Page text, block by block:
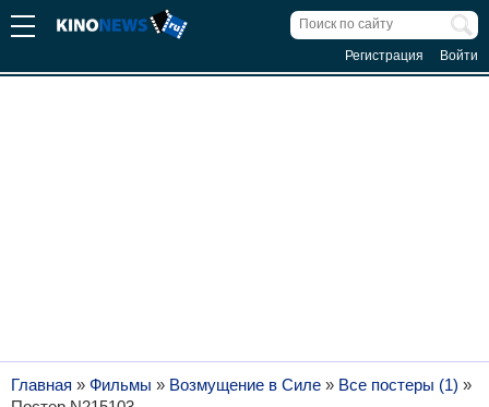
Регистрация Войти
Главная » Фильмы » Возмущение в Силе » Все постеры (1) »